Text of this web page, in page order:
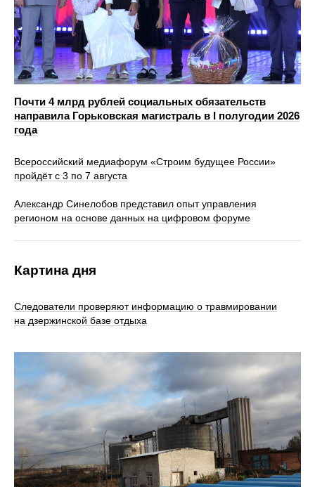
Почти 4 млрд рублей социальных обязательств
направила Горьковская магистраль в I полугодии 2026
года
Всероссийский медиафорум «Строим будущее России»
пройдёт с 3 по 7 августа
Александр Синелобов представил опыт управления
регионом на основе данных на цифровом форуме
Картина дня
Следователи проверяют информацию о травмировании
на дзержинской базе отдыха